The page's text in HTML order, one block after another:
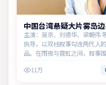
中国台湾悬疑大片雾岛
主演：吴京、刘德华、梁朝
执导，以双线叙事勾连两代人
品。在雨夜与霓虹之间，叙事
实意义。
11万